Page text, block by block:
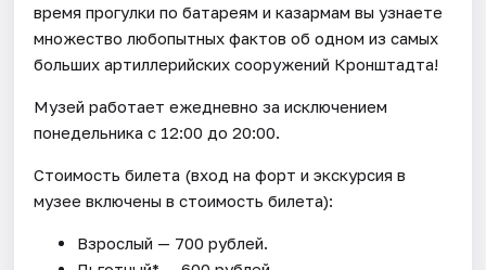
время прогулки по батареям и казармам вы узнаете
множество любопытных фактов об одном из самых
больших артиллерийских сооружений Кронштадта!
Музей работает ежедневно за исключением
понедельника с 12:00 до 20:00.
Стоимость билета (вход на форт и экскурсия в
музее включены в стоимость билета):
Взрослый — 700 рублей.